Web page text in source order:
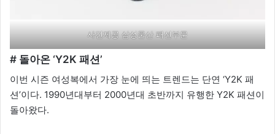
사진제공 삼성물산 패션부문
# 돌아온 ‘Y2K 패션’
이번 시즌 여성복에서 가장 눈에 띄는 트렌드는 단연 ‘Y2K 패
션’이다. 1990년대부터 2000년대 초반까지 유행한 Y2K 패션이
돌아왔다.